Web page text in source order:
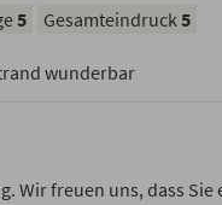
5 Gesamteindruck5
wunderbar
Wir freuen uns, dass